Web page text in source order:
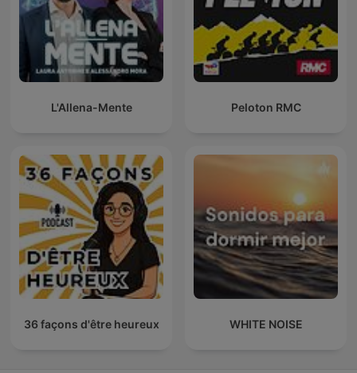
L'Allena-Mente Peloton RMC
36 façons d'être heureux WHITE NOISE